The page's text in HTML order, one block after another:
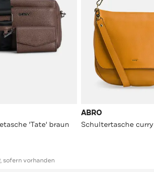
'Tate' braun
ABRO
Schultertasche curry
sofern vorhanden